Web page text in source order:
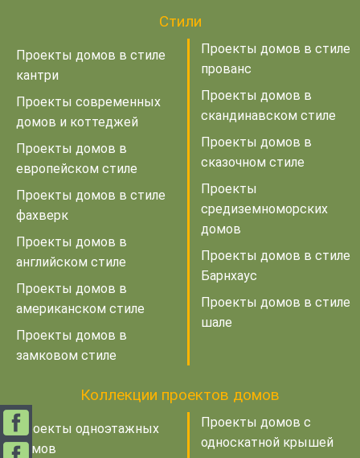
Стили
Проекты домов в стиле
кантри
Проекты современных
домов и коттеджей
Проекты домов в
европейском стиле
Проекты домов в стиле
фахверк
Проекты домов в
английском стиле
Проекты домов в
американском стиле
Проекты домов в
замковом стиле
Проекты домов в стиле
прованс
Проекты домов в
скандинавском стиле
Проекты домов в
сказочном стиле
Проекты
средиземноморских
домов
Проекты домов в стиле
Барнхаус
Проекты домов в стиле
шале
Коллекции проектов домов
Проекты одноэтажных
домов
Проекты домов с
односкатной крышей